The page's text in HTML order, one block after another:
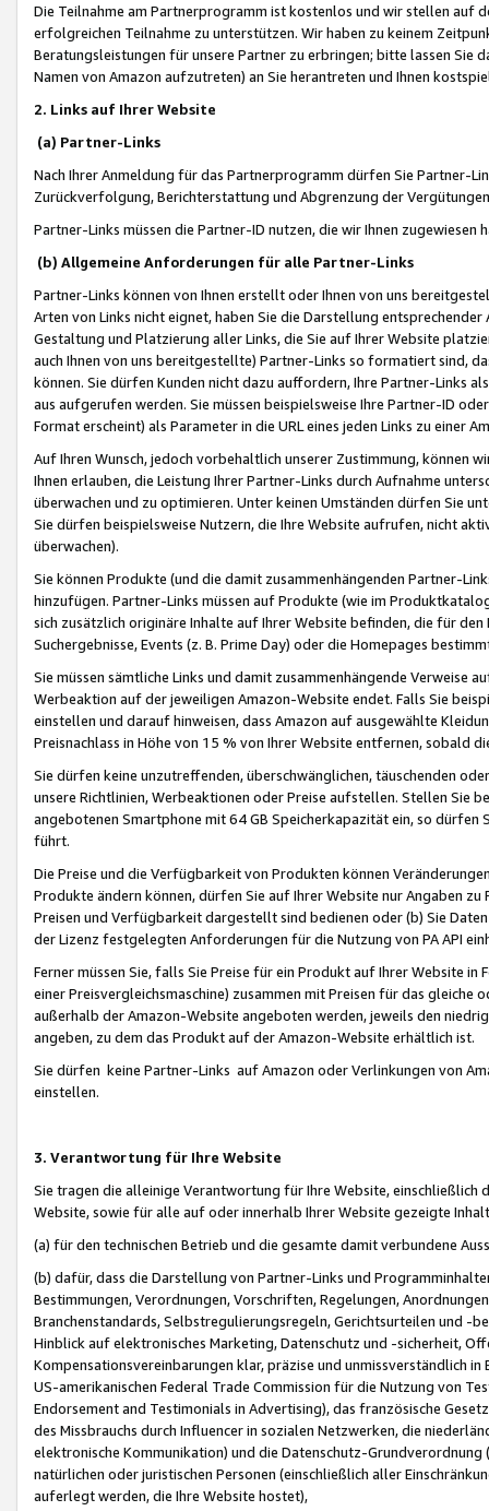
Die Teilnahme am Partnerprogramm ist kostenlos und wir stellen auf
erfolgreichen Teilnahme zu unterstützen. Wir haben zu keinem
Beratungsleistungen für unsere Partner zu erbringen; bitte lassen Sie
Namen von Amazon aufzutreten) an Sie herantreten und Ihnen
2. Links auf Ihrer Website
(a) Partner-Links
Nach Ihrer Anmeldung für das Partnerprogramm dürfen Sie Partner-
Zurückverfolgung, Berichterstattung und Abgrenzung der
Partner-Links müssen die Partner-ID nutzen, die wir Ihnen zugewiesen
(b) Allgemeine Anforderungen für alle Partner-Links
Partner-Links können von Ihnen erstellt oder Ihnen von uns
Arten von Links nicht eignet, haben Sie die Darstellung
Gestaltung und Platzierung aller Links, die Sie auf Ihrer Website
auch Ihnen von uns bereitgestellte) Partner-Links so formatiert sind,
können. Sie dürfen Kunden nicht dazu auffordern, Ihre Partner-Links
aus aufgerufen werden. Sie müssen beispielsweise Ihre Partner-ID
Format erscheint) als Parameter in die URL eines jeden Links zu einer
Auf Ihren Wunsch, jedoch vorbehaltlich unserer Zustimmung, können
Ihnen erlauben, die Leistung Ihrer Partner-Links durch Aufnahme
überwachen und zu optimieren. Unter keinen Umständen dürfen Sie
Sie dürfen beispielsweise Nutzern, die Ihre Website aufrufen, nicht
überwachen).
Sie können Produkte (und die damit zusammenhängenden Partner-
hinzufügen. Partner-Links müssen auf Produkte (wie im
sich zusätzlich originäre Inhalte auf Ihrer Website befinden, die für
Suchergebnisse, Events (z. B. Prime Day) oder die Homepages
Sie müssen sämtliche Links und damit zusammenhängende
Werbeaktion auf der jeweiligen Amazon-Website endet. Falls Sie
einstellen und darauf hinweisen, dass Amazon auf ausgewählte
Preisnachlass in Höhe von 15 % von Ihrer Website entfernen, sobald
Sie dürfen keine unzutreffenden, überschwänglichen, täuschenden
unsere Richtlinien, Werbeaktionen oder Preise aufstellen. Stellen Sie
angebotenen Smartphone mit 64 GB Speicherkapazität ein, so dürfen
führt.
Die Preise und die Verfügbarkeit von Produkten können
Produkte ändern können, dürfen Sie auf Ihrer Website nur Angaben
Preisen und Verfügbarkeit dargestellt sind bedienen oder (b) Sie
der Lizenz festgelegten Anforderungen für die Nutzung von PA API
Ferner müssen Sie, falls Sie Preise für ein Produkt auf Ihrer Website
einer Preisvergleichsmaschine) zusammen mit Preisen für das
außerhalb der Amazon-Website angeboten werden, jeweils den
angeben, zu dem das Produkt auf der Amazon-Website erhältlich ist.
Sie dürfen keine Partner-Links auf Amazon oder Verlinkungen von
einstellen.
3. Verantwortung für Ihre Website
Sie tragen die alleinige Verantwortung für Ihre Website,
Website, sowie für alle auf oder innerhalb Ihrer Website gezeigte
(a) für den technischen Betrieb und die gesamte damit verbundene
(b) dafür, dass die Darstellung von Partner-Links und
Bestimmungen, Verordnungen, Vorschriften, Regelungen,
Branchenstandards, Selbstregulierungsregeln, Gerichtsurteilen und -
Hinblick auf elektronisches Marketing, Datenschutz und -sicherheit,
Kompensationsvereinbarungen klar, präzise und unmissverständlich
US-amerikanischen Federal Trade Commission für die Nutzung von
Endorsement and Testimonials in Advertising), das französische
des Missbrauchs durch Influencer in sozialen Netzwerken, die
elektronische Kommunikation) und die Datenschutz-
natürlichen oder juristischen Personen (einschließlich aller
auferlegt werden, die Ihre Website hostet),